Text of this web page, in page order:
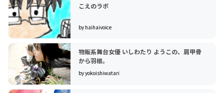
こえのラボ
by haihaivoice
物販系舞台女優 いしわたり ようこの、肩甲骨
から羽根。
by yokoishiwatari